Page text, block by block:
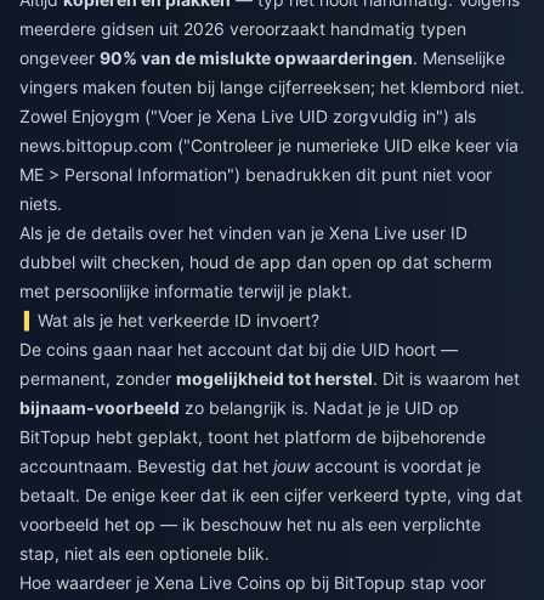
meerdere gidsen uit 2026 veroorzaakt handmatig typen
ongeveer 90% van de mislukte opwaarderingen. Menselijke
vingers maken fouten bij lange cijferreeksen; het klembord niet.
Zowel Enjoygm ("Voer je Xena Live UID zorgvuldig in") als
news.bittopup.com ("Controleer je numerieke UID elke keer via
ME > Personal Information") benadrukken dit punt niet voor
niets.
Als je de details over het vinden van je Xena Live user ID
dubbel wilt checken, houd de app dan open op dat scherm
met persoonlijke informatie terwijl je plakt.
Wat als je het verkeerde ID invoert?
De coins gaan naar het account dat bij die UID hoort —
permanent, zonder mogelijkheid tot herstel. Dit is waarom het
bijnaam-voorbeeld zo belangrijk is. Nadat je je UID op
BitTopup hebt geplakt, toont het platform de bijbehorende
accountnaam. Bevestig dat het jouwaccount is voordat je
betaalt. De enige keer dat ik een cijfer verkeerd typte, ving dat
voorbeeld het op — ik beschouw het nu als een verplichte
stap, niet als een optionele blik.
Hoe waardeer je Xena Live Coins op bij BitTopup stap voor